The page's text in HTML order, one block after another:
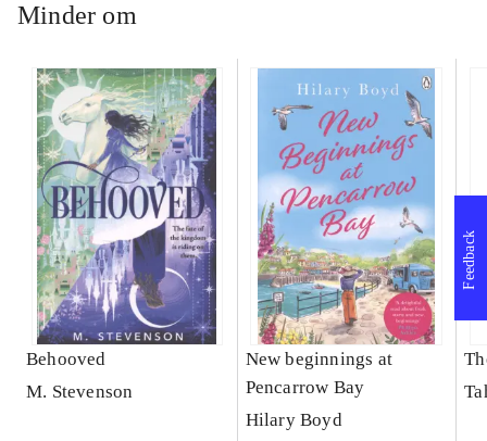
Minder om
Behooved
M. Stevenson
New beginnings at
Pencarrow Bay
Hilary Boyd
Feedback